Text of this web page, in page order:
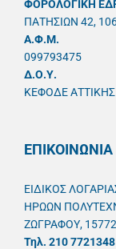
ΦΟΡΟΛΟΓΙΚΗ
ΠΑΤΗΣΙΩΝ 42,
A.Φ.Μ.
099793475
Δ.Ο.Υ.
ΚΕΦΟΔΕ ΑΤΤΙΚΗΣ
ΕΠΙΚΟΙΝΩΝΙΑ
ΕΙΔΙΚΟΣ
ΗΡΩΩΝ
ΖΩΓΡΑΦΟΥ,
Τηλ. 210 7721348